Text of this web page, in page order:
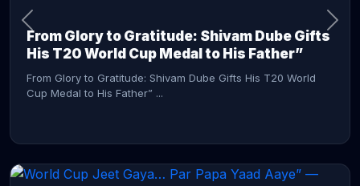
From Glory to Gratitude: Shivam Dube Gifts
His T20 World Cup Medal to His Father”
From Glory to Gratitude: Shivam Dube Gifts His T20 World
Cup Medal to His Father” ...